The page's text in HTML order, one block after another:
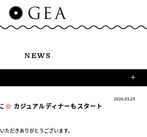
NEWS
2026.03.25
カジュアルディナーもスタート
ただきありがとうございます。